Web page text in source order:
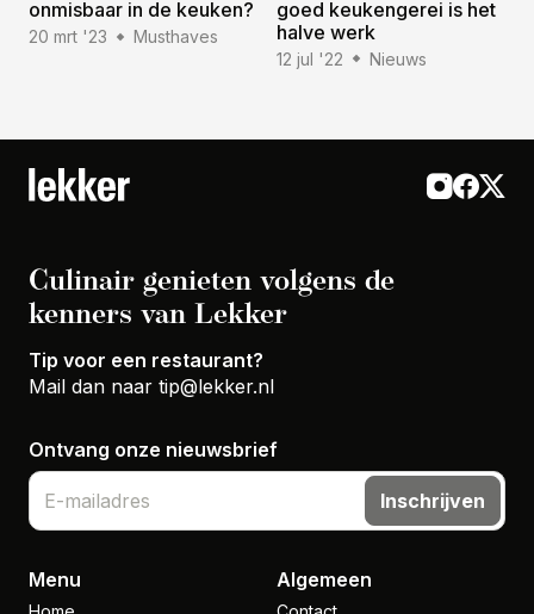
onmisbaar in de keuken?
20 mrt '23 Musthaves
goed keukengerei is het
halve werk
12 jul '22 Nieuws
Culinair genieten volgens de
kenners van Lekker
Tip voor een restaurant?
Mail dan naar tip@lekker.nl
Ontvang onze nieuwsbrief
Inschrijven
Menu Algemeen